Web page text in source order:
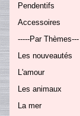
Pendentifs
Accessoires
-----Par Thèmes---
Les nouveautés
L'amour
Les animaux
La mer